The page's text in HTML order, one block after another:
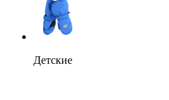
Детские